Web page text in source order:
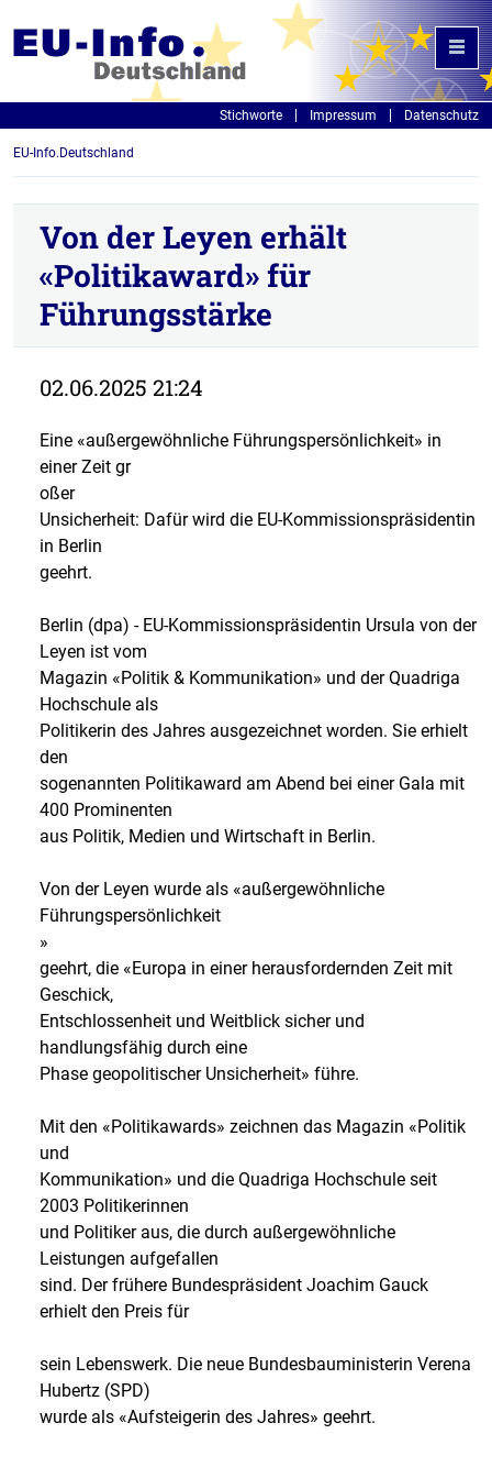
Stichworte Impressum Datenschutz
EU-Info.Deutschland
Von der Leyen erhält
«Politikaward» für
Führungsstärke
02.06.2025 21:24
Eine «außergewöhnliche Führungspersönlichkeit» in
einer Zeit gr
oßer
Unsicherheit: Dafür wird die EU-Kommissionspräsidentin
in Berlin
geehrt.
Berlin (dpa) - EU-Kommissionspräsidentin Ursula von der
Leyen ist vom
Magazin «Politik & Kommunikation» und der Quadriga
Hochschule als
Politikerin des Jahres ausgezeichnet worden. Sie erhielt
den
sogenannten Politikaward am Abend bei einer Gala mit
400 Prominenten
aus Politik, Medien und Wirtschaft in Berlin.
Von der Leyen wurde als «außergewöhnliche
Führungspersönlichkeit
»
geehrt, die «Europa in einer herausfordernden Zeit mit
Geschick,
Entschlossenheit und Weitblick sicher und
handlungsfähig durch eine
Phase geopolitischer Unsicherheit» führe.
Mit den «Politikawards» zeichnen das Magazin «Politik
und
Kommunikation» und die Quadriga Hochschule seit
2003 Politikerinnen
und Politiker aus, die durch außergewöhnliche
Leistungen aufgefallen
sind. Der frühere Bundespräsident Joachim Gauck
erhielt den Preis für
sein Lebenswerk. Die neue Bundesbauministerin Verena
Hubertz (SPD)
wurde als «Aufsteigerin des Jahres» geehrt.